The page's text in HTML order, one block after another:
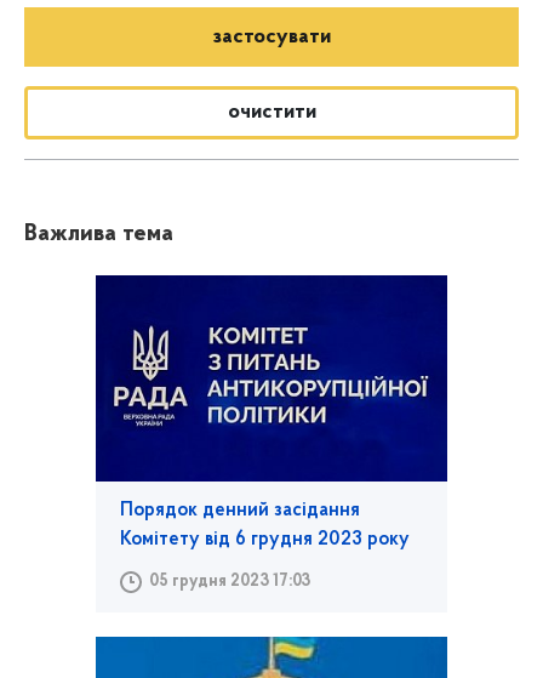
oчистити
Важлива тема
Порядок денний засідання
Комітету від 6 грудня 2023 року
05 грудня 2023 17:03